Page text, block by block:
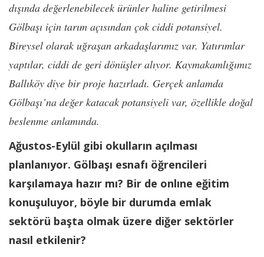
dışında değerlenebilecek ürünler haline getirilmesi
Gölbaşı için tarım açısından çok ciddi potansiyel.
Bireysel olarak uğraşan arkadaşlarımız var. Yatırımlar
yaptılar, ciddi de geri dönüşler alıyor. Kaymakamlığımız
Ballıköy diye bir proje hazırladı. Gerçek anlamda
Gölbaşı’na değer katacak potansiyeli var, özellikle doğal
beslenme anlamında.
Ağustos-Eylül gibi okulların açılması
planlanıyor. Gölbaşı esnafı öğrencileri
karşılamaya hazır mı? Bir de onlıne eğitim
konuşuluyor, böyle bir durumda emlak
sektörü başta olmak üzere diğer sektörler
nasıl etkilenir?